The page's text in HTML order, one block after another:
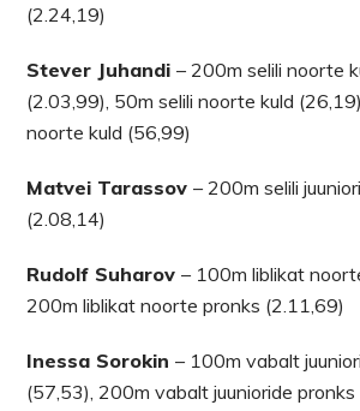
(2.24,19)
Stever Juhandi– 200m selili noorte
(2.03,99), 50m selili noorte kuld
noorte kuld (56,99)
Matvei Tarassov– 200m selili
(2.08,14)
Rudolf Suharov– 100m liblikat
200m liblikat noorte pronks (2.11,69)
Inessa Sorokin– 100m vabalt
(57,53), 200m vabalt juunioride